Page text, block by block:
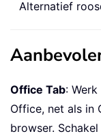
Alternatief
Office Tab:
Office, net als in
browser.